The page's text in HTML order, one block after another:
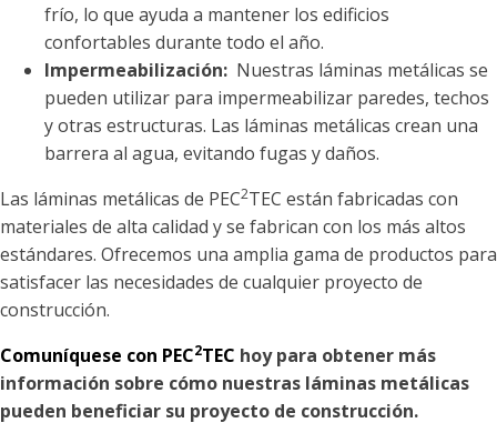
frío, lo que ayuda a mantener los edificios
confortables durante todo el año.
Impermeabilización: Nuestras láminas metálicas se
pueden utilizar para impermeabilizar paredes, techos
y otras estructuras. Las láminas metálicas crean una
barrera al agua, evitando fugas y daños.
Las láminas metálicas de PEC2TEC están fabricadas con
materiales de alta calidad y se fabrican con los más altos
estándares. Ofrecemos una amplia gama de productos para
satisfacer las necesidades de cualquier proyecto de
construcción.
Comuníquese con PEC2TEC hoy para obtener más
información sobre cómo nuestras láminas metálicas
pueden beneficiar su proyecto de construcción.